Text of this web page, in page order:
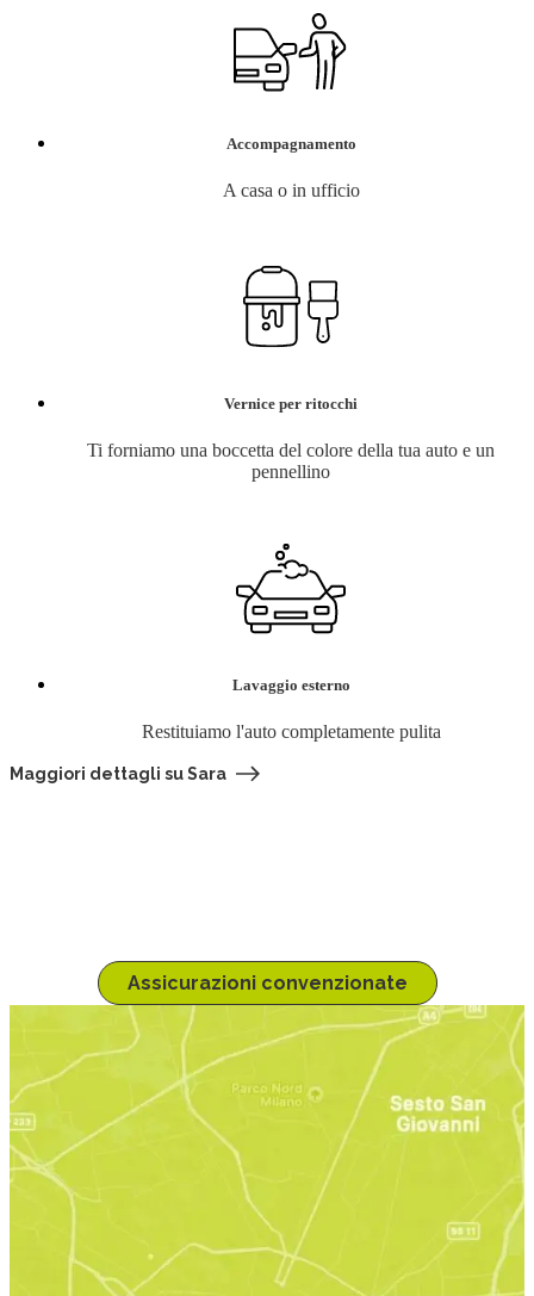
Accompagnamento
A casa o in ufficio
Vernice per ritocchi
Ti forniamo una boccetta del colore della tua auto e un
pennellino
Lavaggio esterno
Restituiamo l'auto completamente pulita
Maggiori dettagli su Sara
Assicurazioni convenzionate